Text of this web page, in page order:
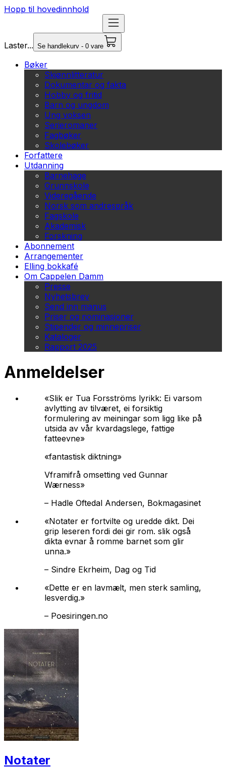
Hopp til hovedinnhold
Laster... Se handlekurv - 0 vare
Bøker
Skjønnlitteratur
Dokumentar og fakta
Hobby og fritid
Barn og ungdom
Ung voksen
Serieromaner
Fagbøker
Skolebøker
Forfattere
Utdanning
Barnehage
Grunnskole
Videregående
Norsk som andrespråk
Fagskole
Akademisk
Forskning
Abonnement
Arrangementer
Elling bokkafé
Om Cappelen Damm
Presse
Nyhetsbrev
Send inn manus
Priser og nominasjoner
Stipender og minnepriser
Kataloger
Rapport 2025
Anmeldelser
«Slik er Tua Forsströms lyrikk: Ei varsom
avlytting av tilværet, ei forsiktig
formulering av meiningar som ligg like på
utsida av vår kvardagslege, fattige
fatteevne»
«fantastisk diktning»
Vframifrå omsetting ved Gunnar
Wærness»
– Hadle Oftedal Andersen, Bokmagasinet
«Notater er fortvilte og uredde dikt. Dei
grip leseren fordi dei gir rom. slik også
dikta evnar å romme barnet som glir
unna.»
– Sindre Ekrheim, Dag og Tid
«Dette er en lavmælt, men sterk samling,
lesverdig.»
– Poesiringen.no
Notater